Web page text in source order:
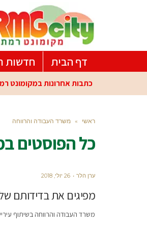
דף הבית חדשות
כתבות אחרונות במקומונט
ראשי » משרד העבודה והרווחה
כל הפוסטים ב
ערן הלר 26 יולי, 2018
מפיגים את בדידותם
משרד העבודה והרווחה בשיתוף